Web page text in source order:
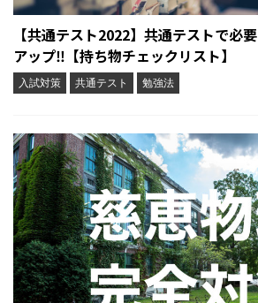
【共通テスト2022】共通テストで必
アップ‼︎【持ち物チェックリスト】
入試対策 共通テスト 勉強法